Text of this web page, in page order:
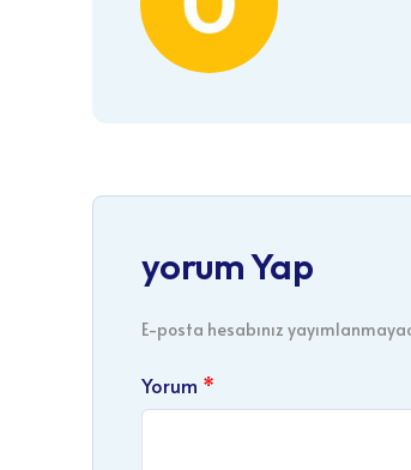
yorum Yap
E-posta hesabınız
Yorum